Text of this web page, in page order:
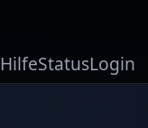
HilfeStatusLogin